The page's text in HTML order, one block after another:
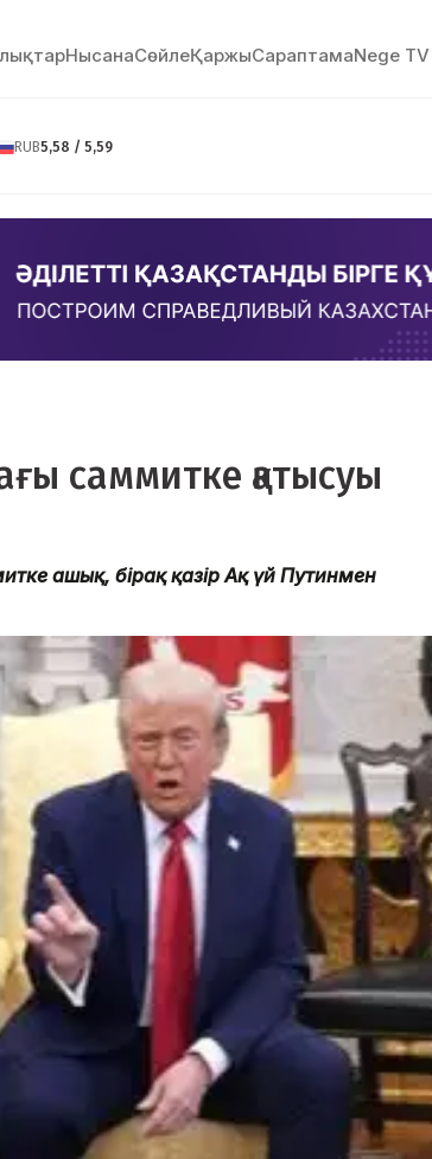
НысанаСөйлeҚаржыСараптамаNege TV
RUB5,58 / 5,59
саммитке қатысуы
ашық, бірақ қазір Ақ үй Путинмен